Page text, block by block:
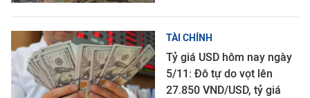
TÀI CHÍNH
Tỷ giá USD hôm nay ngày
5/11: Đô tự do vọt lên
27.850 VND/USD, tỷ giá